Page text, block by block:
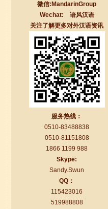
无锡语风汉语学校Jessie
我学习汉语已经八年了,我能听明白别
说汉语,但是我自己说汉语却觉得说不
口。我现在在语风汉语无锡校学习，
天我都学习中国文化...
微信:MandarinGroup
Wechat: 语风汉语
关注了解更多对外汉语资讯
服务热线：
0510-83488838
0510-81151808
1866 1199 988
Skype:
Sandy.Swun
QQ：
115423016
519988808